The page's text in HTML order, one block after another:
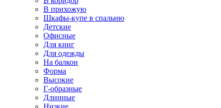
В прихожую
Шкафы-купе в спальню
Детские
Офисные
Для книг
Для одежды
На балкон
Форма
Высокие
Г-образные
Длинные
Низкие